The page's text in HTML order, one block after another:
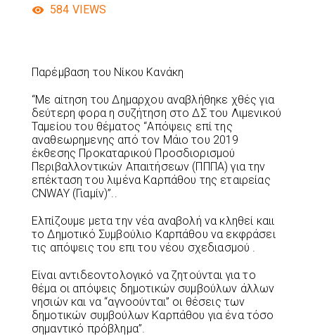
584 VIEWS
Παρέμβαση του Νίκου Κανάκη
“Με αίτηση του Δημαρχου αναβλήθηκε χθές για
δεύτερη φορα η συζήτηση στο ΔΣ του Λιμενικού
Ταμείου του θέματος “Απόψεις επί της
αναθεωρημενης από τον Μάιο του 2019
έκθεσης Προκαταρικού Προσδιορισμού
Περιβαλλοντικών Απαιτήσεων (ΠΠΠΑ) για την
επέκταση του λιμένα Καρπάθου της εταιρείας
CNWAY (Γιαμίν)”..
Ελπίζουμε μετα την νέα αναβολή να κληθεί καιι
το Δημοτικό Συμβούλιο Καρπάθου να εκφράσει
τις απόψεις του επι του νέου σχεδιασμού .
Είναι αντιδεοντολογικό να ζητούνται για το
θέμα οι απόψεις δημοτικών συμβούλων άλλων
νησιών και να “αγνοούνται” οι θέσεις των
δημοτικών συμβούλων Καρπάθου για ένα τόσο
σημαντικό πρόβλημα”.